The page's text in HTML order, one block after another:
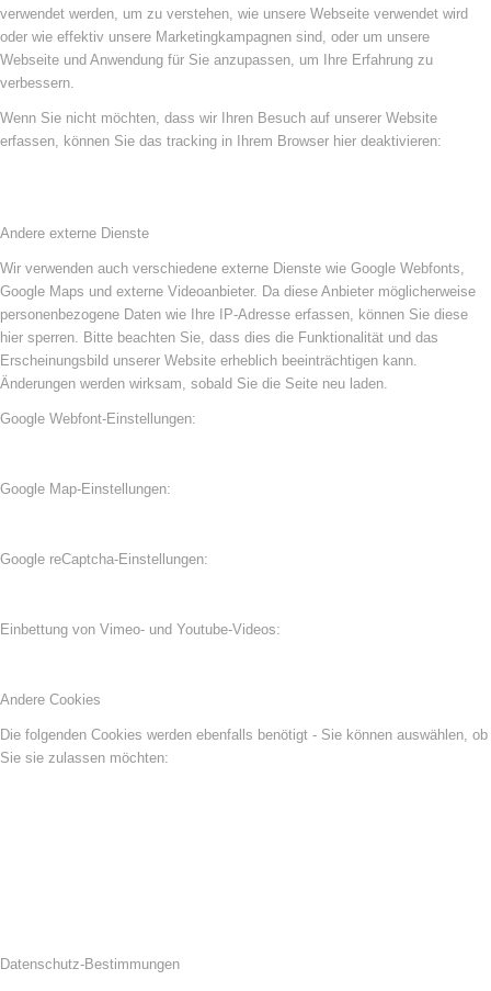
verwendet werden, um zu verstehen, wie unsere Webseite verwendet wird
oder wie effektiv unsere Marketingkampagnen sind, oder um unsere
Webseite und Anwendung für Sie anzupassen, um Ihre Erfahrung zu
verbessern.
Wenn Sie nicht möchten, dass wir Ihren Besuch auf unserer Website
erfassen, können Sie das tracking in Ihrem Browser hier deaktivieren:
Andere externe Dienste
Wir verwenden auch verschiedene externe Dienste wie Google Webfonts,
Google Maps und externe Videoanbieter. Da diese Anbieter möglicherweise
personenbezogene Daten wie Ihre IP-Adresse erfassen, können Sie diese
hier sperren. Bitte beachten Sie, dass dies die Funktionalität und das
Erscheinungsbild unserer Website erheblich beeinträchtigen kann.
Änderungen werden wirksam, sobald Sie die Seite neu laden.
Google Webfont-Einstellungen:
Google Map-Einstellungen:
Google reCaptcha-Einstellungen:
Einbettung von Vimeo- und Youtube-Videos:
Andere Cookies
Die folgenden Cookies werden ebenfalls benötigt - Sie können auswählen, ob
Sie sie zulassen möchten:
Datenschutz-Bestimmungen